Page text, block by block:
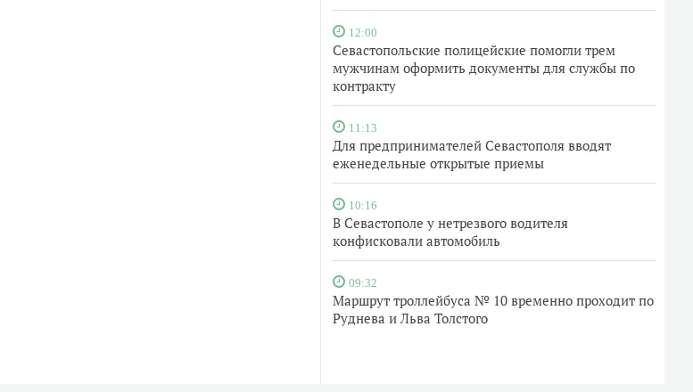
12:00
Севастопольские полицейские помогли трем
мужчинам оформить документы для службы по
контракту
11:13
Для предпринимателей Севастополя вводят
еженедельные открытые приемы
10:16
В Севастополе у нетрезвого водителя
конфисковали автомобиль
09:32
Маршрут троллейбуса № 10 временно проходит по
Руднева и Льва Толстого